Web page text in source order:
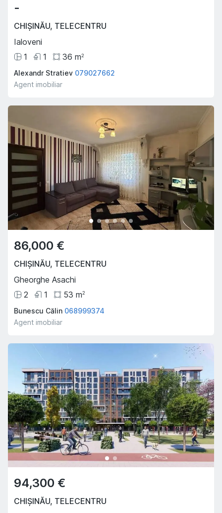
-
CHIȘINĂU, TELECENTRU
Ialoveni
1
1 36 m2
Alexandr Stratiev 079027662
Agent imobiliar
86,000 €
CHIȘINĂU, TELECENTRU
Gheorghe Asachi
2
1 53 m2
Bunescu Călin 068999374
Agent imobiliar
94,300 €
CHIȘINĂU, TELECENTRU